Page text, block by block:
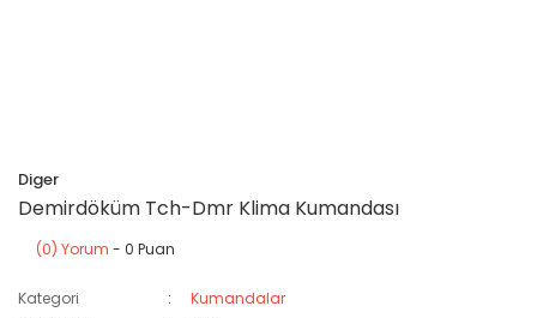
Diger
Demirdöküm Tch-Dmr Klima Kumandası
(0) Yorum - 0 Puan
Kategori
Kumandalar